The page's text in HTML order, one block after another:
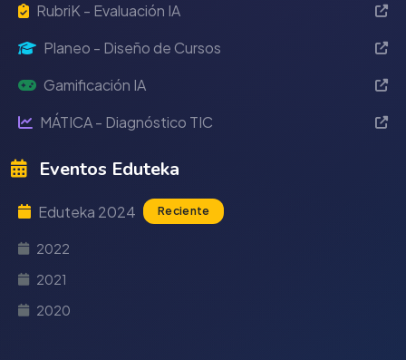
RubriK - Evaluación IA
Planeo - Diseño de Cursos
Gamificación IA
MÁTICA - Diagnóstico TIC
Eventos Eduteka
Eduteka 2024 Reciente
2022
2021
2020